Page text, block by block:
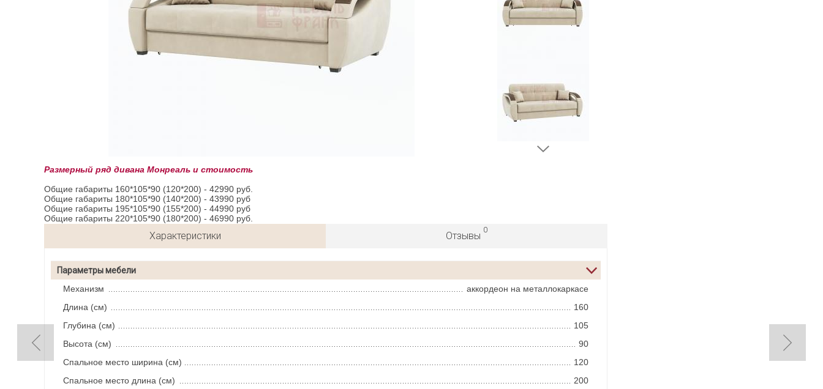
Размерный ряд дивана Монреаль и стоимость
Общие габариты 160*105*90 (120*200) - 42990 руб.
Общие габариты 180*105*90 (140*200) - 43990 руб
Общие габариты 195*105*90 (155*200) - 44990 руб
Общие габариты 220*105*90 (180*200) - 46990 руб.
Характеристики Отзывы
0
Параметры мебели
Механизм
аккордеон на металлокаркасе
Длина (см)
160
Глубина (см)
105
Высота (см)
90
Спальное место ширина (см)
120
Спальное место длина (см)
200